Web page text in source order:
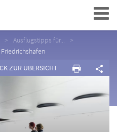
Navigation
Ausflugstipps für...
ZUR ÜBERSICHT